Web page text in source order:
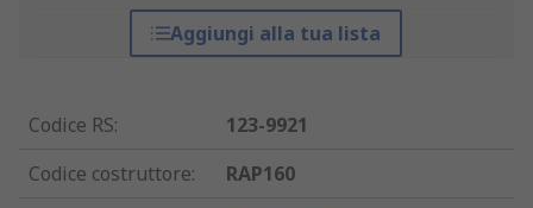
Aggiungi alla tua lista
Codice RS:
123-9921
Codice costruttore:
RAP160